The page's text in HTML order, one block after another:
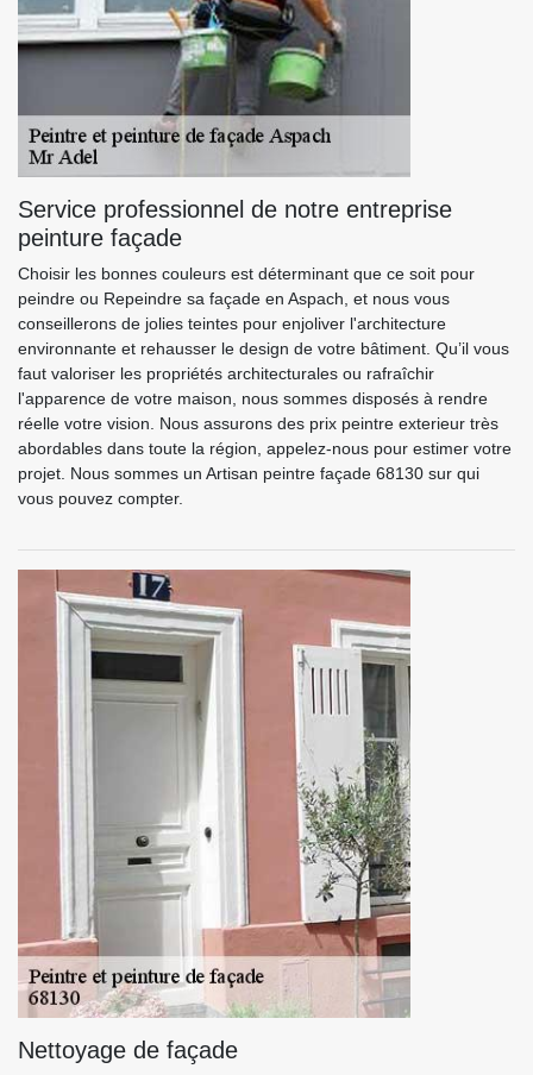
Service professionnel de notre entreprise
peinture façade
Choisir les bonnes couleurs est déterminant que ce soit pour
peindre ou Repeindre sa façade en Aspach, et nous vous
conseillerons de jolies teintes pour enjoliver l'architecture
environnante et rehausser le design de votre bâtiment. Qu’il vous
faut valoriser les propriétés architecturales ou rafraîchir
l'apparence de votre maison, nous sommes disposés à rendre
réelle votre vision. Nous assurons des prix peintre exterieur très
abordables dans toute la région, appelez-nous pour estimer votre
projet. Nous sommes un Artisan peintre façade 68130 sur qui
vous pouvez compter.
Nettoyage de façade